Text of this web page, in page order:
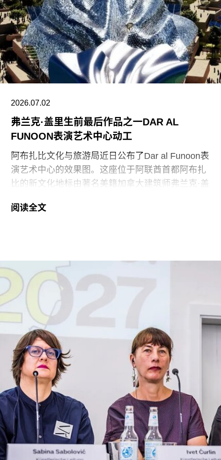
马姆达尼在接受Hyperallergic采访时表示：“艺术家
和文化机构是纽约市跳动的心脏……但严峻的住房
负担危机正威胁着要把长期以来定义这座城市生活
的艺术家们赶走。”他补充说，对纽约艺术和文化机
构的投资，体现了其政府的信念——“那些塑造这座
城市的人，应当能够在这里安家立业”。
2026.07.02
弗兰克·盖里生前最后作品之一DAR AL
FUNOON表演艺术中心动工
阿布扎比文化与旅游局近日公布了Dar al Funoon表
演艺术中心的效果图。这座位于阿联酋首都阿布扎
比的新文化地标由著名美籍加拿大建筑师弗兰克·盖
这也是盖里去年冬天去世前参与的最后几个建筑项
Island（萨迪亚特岛）的滨海区（Marina
District）。岛屿北侧的文化区（Cultural District）
汇集了阿布扎比最重要的文化机构，其中包括同样
由盖里设计、目前仍在建设中的Guggenheim Abu
Dhabi（阿布扎比古根海姆美术馆）。
Dar al Funoon预计将于2030年竣工。场馆外墙覆
盖波纹状的反射金属幕墙，内部设有一个2000座的
表演厅、一个3500座的露天圆形剧场、一个400座
的剧院和一个250座的爵士俱乐部，此外还有零售
空间、餐厅和屋顶露台。未来，这里将举办歌剧、
芭蕾、戏剧等演出，邀请本地、区域及国际艺术家
参与。据Designboom报道，场馆透明的外立面让
路人能够一窥内部空间以及正在进行的文化活动，
强化建筑与公共空间之间的互动。
阅读全文